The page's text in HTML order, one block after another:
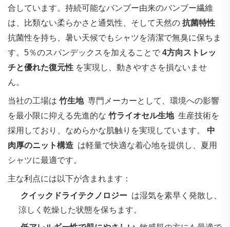
合しています。持続可能なバンブー由来のバンブー繊維
は、比類ない柔らかさと通気性、そして天然の 抗菌特性
抗菌性を持ち、暑い天候でもシャツを清潔で無臭に保ちま
す。5％のスパンデックスを加えることで 4方向ストレッ
チと優れた復元性 を実現し、動きやすさを損ないませ
ん。
当社の工場は‌ 竹生地 ‌ 専門メーカーとして、環境への影響
を最小限に抑える先進的な‌ 竹ライオセル生地 ‌ 生産技術を
採用しており、なめらかな肌触りを実現しています。‌ 中
肉厚のニット構造 ‌ は軽量で快適な着心地を提供し、夏用
シャツに最適です。
主な利点には以下が含まれます：
クイックドライテクノロジー ‌ は湿気を素早く発散し、
涼しく乾燥した状態を保ちます。